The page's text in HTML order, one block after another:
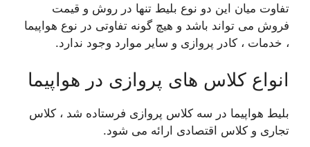
تفاوت میان این دو نوع بلیط تنها در روش و قیمت
فروش می تواند باشد و هیچ گونه تفاوتی در نوع هواپیما
، خدمات ، كادر پروازی و سایر موارد وجود ندارد.
انواع کلاس های پروازی در هواپیما
بلیط هواپیما در سه کلاس پروازی فرستاده شد ، کلاس
تجاری و کلاس اقتصادی ارائه می شود.